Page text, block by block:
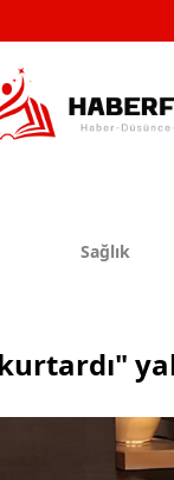
Sağlık